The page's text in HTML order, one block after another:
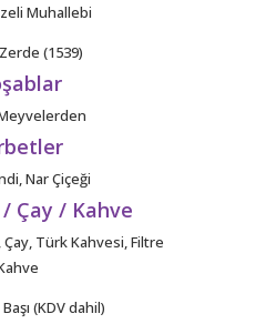
Muhallebi
(1539)
Meyvelerden
Nar Çiçeği
Çay / Kahve
Türk Kahvesi, Filtre
(KDV dahil)